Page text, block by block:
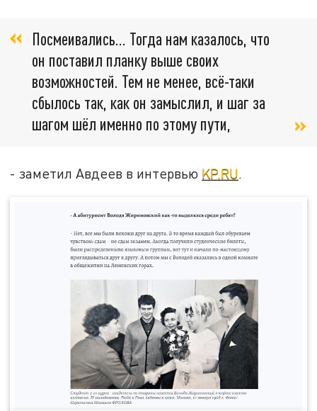
Посмеивались... Тогда нам казалось, что
он поставил планку выше своих
возможностей. Тем не менее, всё-таки
сбылось так, как он замыслил, и шаг за
шагом шёл именно по этому пути,
- заметил Авдеев в интервью KP.RU.